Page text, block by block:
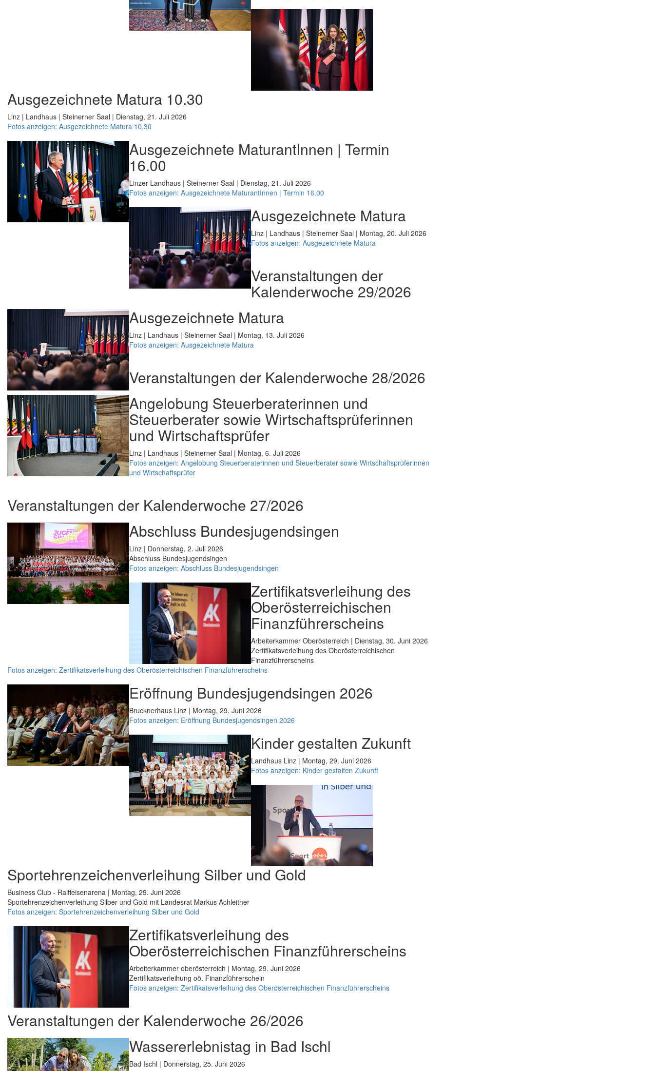
Ausgezeichnete Matura 10.30
Linz | Landhaus | Steinerner Saal | Dienstag, 21. Juli 2026
Fotos anzeigen: Ausgezeichnete Matura 10.30
Ausgezeichnete MaturantInnen | Termin
16.00
Linzer Landhaus | Steinerner Saal | Dienstag, 21. Juli 2026
Fotos anzeigen: Ausgezeichnete MaturantInnen | Termin 16.00
Ausgezeichnete Matura
Linz | Landhaus | Steinerner Saal | Montag, 20. Juli 2026
Fotos anzeigen: Ausgezeichnete Matura
Veranstaltungen der
Kalenderwoche 29/2026
Ausgezeichnete Matura
Linz | Landhaus | Steinerner Saal | Montag, 13. Juli 2026
Fotos anzeigen: Ausgezeichnete Matura
Veranstaltungen der Kalenderwoche 28/2026
Angelobung Steuerberaterinnen und
Steuerberater sowie Wirtschaftsprüferinnen
und Wirtschaftsprüfer
Linz | Landhaus | Steinerner Saal | Montag, 6. Juli 2026
Fotos anzeigen: Angelobung Steuerberaterinnen und Steuerberater sowie Wirtschaftsprüferinnen
und Wirtschaftsprüfer
Veranstaltungen der Kalenderwoche 27/2026
Abschluss Bundesjugendsingen
Linz | Donnerstag, 2. Juli 2026
Abschluss Bundesjugendsingen
Fotos anzeigen: Abschluss Bundesjugendsingen
Zertifikatsverleihung des
Oberösterreichischen
Finanzführerscheins
Arbeiterkammer Oberösterreich | Dienstag, 30. Juni 2026
Zertifikatsverleihung des Oberösterreichischen
Finanzführerscheins
Fotos anzeigen: Zertifikatsverleihung des Oberösterreichischen Finanzführerscheins
Eröffnung Bundesjugendsingen 2026
Brucknerhaus Linz | Montag, 29. Juni 2026
Fotos anzeigen: Eröffnung Bundesjugendsingen 2026
Kinder gestalten Zukunft
Landhaus Linz | Montag, 29. Juni 2026
Fotos anzeigen: Kinder gestalten Zukunft
Sportehrenzeichenverleihung Silber und Gold
Business Club - Raiffeisenarena | Montag, 29. Juni 2026
Sportehrenzeichenverleihung Silber und Gold mit Landesrat Markus Achleitner
Fotos anzeigen: Sportehrenzeichenverleihung Silber und Gold
Zertifikatsverleihung des
Oberösterreichischen Finanzführerscheins
Arbeiterkammer oberösterreich | Montag, 29. Juni 2026
Zertifikatsverleihung oö. Finanzführerschein
Fotos anzeigen: Zertifikatsverleihung des Oberösterreichischen Finanzführerscheins
Veranstaltungen der Kalenderwoche 26/2026
Wassererlebnistag in Bad Ischl
Bad Ischl | Donnerstag, 25. Juni 2026